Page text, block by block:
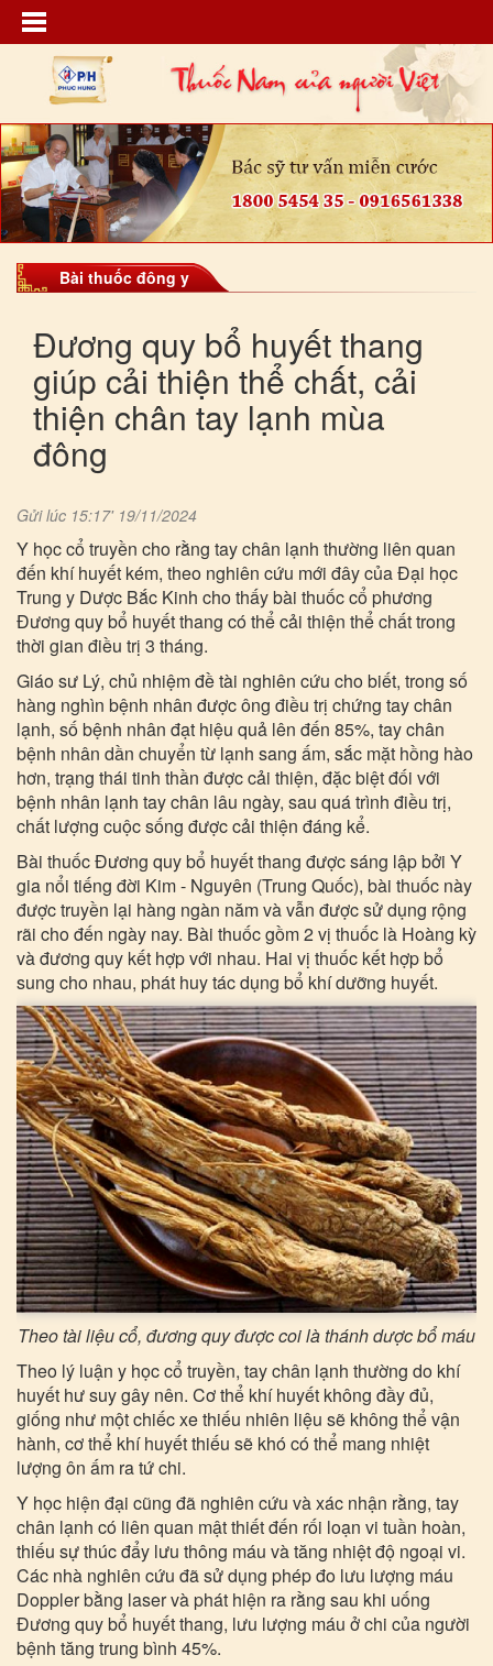
Bài thuốc đông y
Đương quy bổ huyết thang
giúp cải thiện thể chất, cải
thiện chân tay lạnh mùa
đông
Gửi lúc 15:17' 19/11/2024
Y học cổ truyền cho rằng tay chân lạnh thường liên quan
đến khí huyết kém, theo nghiên cứu mới đây của Đại học
Trung y Dược Bắc Kinh cho thấy bài thuốc cổ phương
Đương quy bổ huyết thang có thể cải thiện thể chất trong
thời gian điều trị 3 tháng.
Giáo sư Lý, chủ nhiệm đề tài nghiên cứu cho biết, trong số
hàng nghìn bệnh nhân được ông điều trị chứng tay chân
lạnh, số bệnh nhân đạt hiệu quả lên đến 85%, tay chân
bệnh nhân dần chuyển từ lạnh sang ấm, sắc mặt hồng hào
hơn, trạng thái tinh thần được cải thiện, đặc biệt đối với
bệnh nhân lạnh tay chân lâu ngày, sau quá trình điều trị,
chất lượng cuộc sống được cải thiện đáng kể.
Bài thuốc Đương quy bổ huyết thang được sáng lập bởi Y
gia nổi tiếng đời Kim - Nguyên (Trung Quốc), bài thuốc này
được truyền lại hàng ngàn năm và vẫn được sử dụng rộng
rãi cho đến ngày nay. Bài thuốc gồm 2 vị thuốc là Hoàng kỳ
và đương quy kết hợp với nhau. Hai vị thuốc kết hợp bổ
sung cho nhau, phát huy tác dụng bổ khí dưỡng huyết.
Theo tài liệu cổ, đương quy được coi là thánh dược bổ máu
Theo lý luận y học cổ truyền, tay chân lạnh thường do khí
huyết hư suy gây nên. Cơ thể khí huyết không đầy đủ,
giống như một chiếc xe thiếu nhiên liệu sẽ không thể vận
hành, cơ thể khí huyết thiếu sẽ khó có thể mang nhiệt
lượng ôn ấm ra tứ chi.
Y học hiện đại cũng đã nghiên cứu và xác nhận rằng, tay
chân lạnh có liên quan mật thiết đến rối loạn vi tuần hoàn,
thiếu sự thúc đẩy lưu thông máu và tăng nhiệt độ ngoại vi.
Các nhà nghiên cứu đã sử dụng phép đo lưu lượng máu
Doppler bằng laser và phát hiện ra rằng sau khi uống
Đương quy bổ huyết thang, lưu lượng máu ở chi của người
bệnh tăng trung bình 45%.